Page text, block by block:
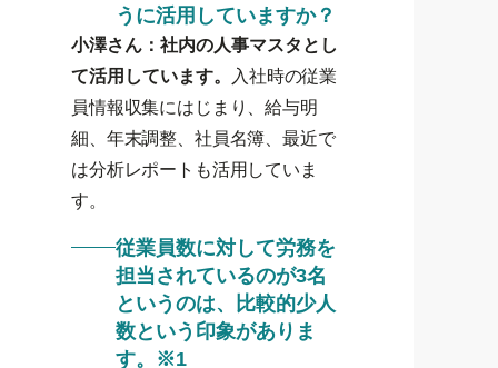
うに活用していますか？
小澤さん：社内の人事マスタとし
て活用しています。
入社時の従業
員情報収集にはじまり、給与明
細、年末調整、社員名簿、最近で
は分析レポートも活用していま
す。
従業員数に対して労務を
担当されているのが3名
というのは、比較的少人
数という印象がありま
す。※1